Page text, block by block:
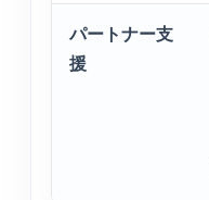
パートナー支
援